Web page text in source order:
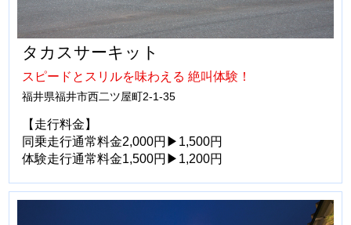
タカスサーキット
スピードとスリルを味わえる 絶叫体験！
福井県福井市西二ツ屋町2-1-35
【走行料金】
同乗走行通常料金2,000円▶1,500円
体験走行通常料金1,500円▶1,200円